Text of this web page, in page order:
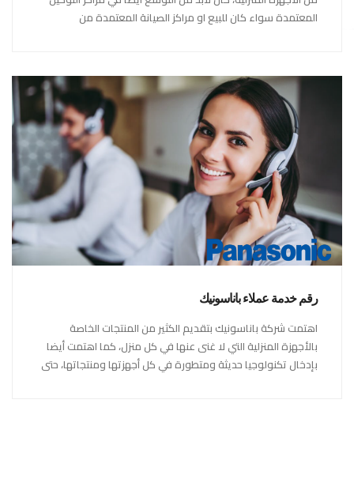
المعتمدة سواء كان للبيع او مراكز الصيانة المعتمدة من
رقم خدمة عملاء باناسونيك
اهتمت شركة باناسونيك بتقديم الكثير من المنتجات الخاصة
بالأجهزة المنزلية التي لا غنى عنها في كل منزل، كما اهتمت أيضا
بإدخال تكنولوجيا حديثة ومتطورة في كل أجهزتها ومنتجاتها، حتى